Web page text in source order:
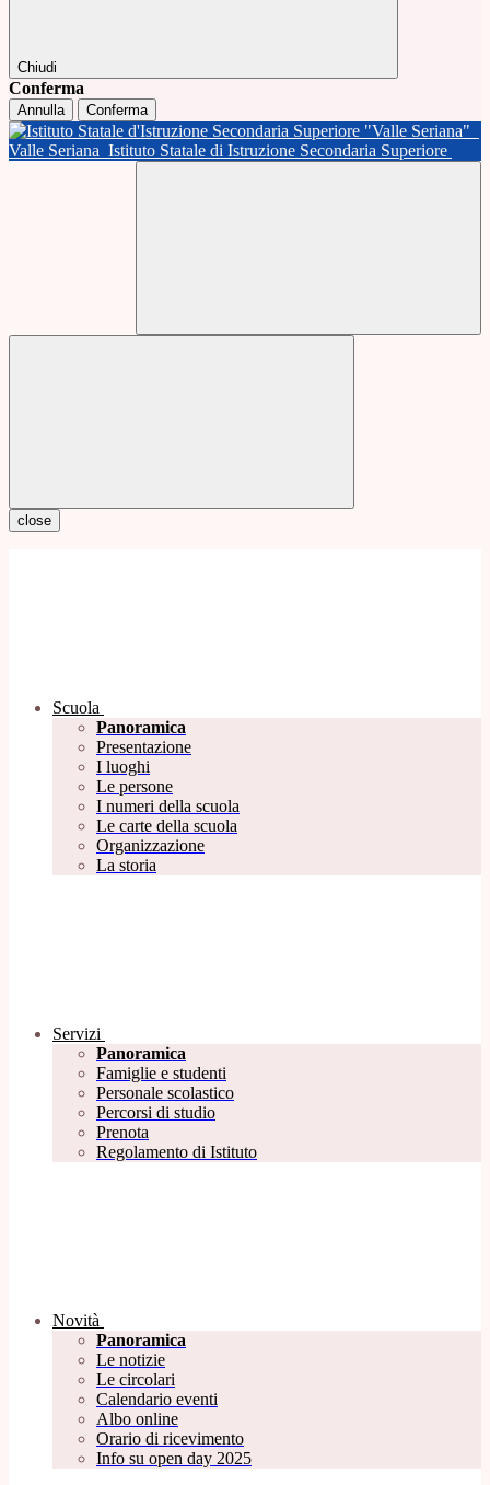
Chiudi
Conferma
Annulla Conferma
Valle Seriana Istituto Statale di Istruzione Secondaria Superiore
close
Scuola
Panoramica
Presentazione
I luoghi
Le persone
I numeri della scuola
Le carte della scuola
Organizzazione
La storia
Servizi
Panoramica
Famiglie e studenti
Personale scolastico
Percorsi di studio
Prenota
Regolamento di Istituto
Novità
Panoramica
Le notizie
Le circolari
Calendario eventi
Albo online
Orario di ricevimento
Info su open day 2025